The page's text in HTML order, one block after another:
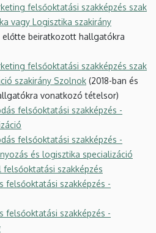
felsőoktatási szakképzés szak
vagy Logisztika szakirány
előtte beiratkozott hallgatókra
felsőoktatási szakképzés szak
szakirány Szolnok (2018-ban és
vonatkozó tételsor)
felsőoktatási szakképzés -
felsőoktatási szakképzés -
és logisztika specializáció
felsőoktatási szakképzés
felsőoktatási szakképzés -
felsőoktatási szakképzés -